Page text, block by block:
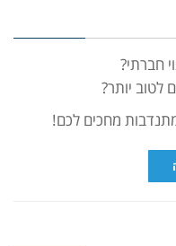
חברתי?
לטוב יותר?